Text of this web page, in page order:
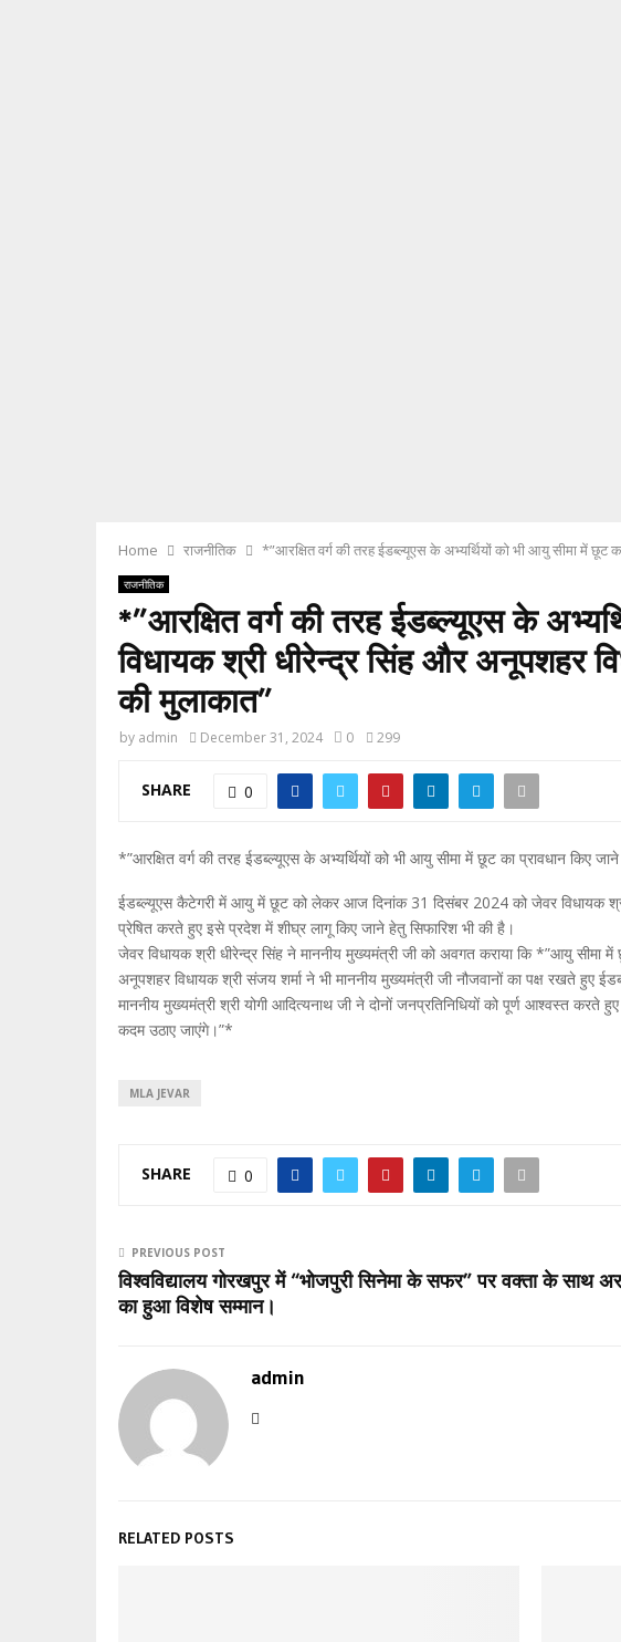
Home राजनीतिक *”आरक्षित वर्ग की तरह ईडब्ल्यूएस के अभ्यर्थियों को भी आयु सीमा में छूट
राजनीतिक
*”आरक्षित वर्ग की तरह ईडब्ल्यूएस के
विधायक श्री धीरेन्द्र सिंह और अनूपशहर
की मुलाकात”
by admin December 31, 2024 0 299
SHARE 0
*”आरक्षित वर्ग की तरह ईडब्ल्यूएस के अभ्यर्थियों को भी आयु सीमा में छूट का प्रावधान किए
ईडब्ल्यूएस कैटेगरी में आयु में छूट को लेकर आज दिनांक 31 दिसंबर 2024 को जेवर विधायक
प्रेषित करते हुए इसे प्रदेश में शीघ्र लागू किए जाने हेतु सिफारिश भी की है।
जेवर विधायक श्री धीरेन्द्र सिंह ने माननीय मुख्यमंत्री जी को अवगत कराया कि *”आयु सीमा
अनूपशहर विधायक श्री संजय शर्मा ने भी माननीय मुख्यमंत्री जी नौजवानों का पक्ष रखते हुए
माननीय मुख्यमंत्री श्री योगी आदित्यनाथ जी ने दोनों जनप्रतिनिधियों को पूर्ण आश्वस्त
कदम उठाए जाएंगे।”*
MLA JEVAR
SHARE 0
PREVIOUS POST
विश्वविद्यालय गोरखपुर में “भोजपुरी सिनेमा के सफर” पर वक्ता के साथ
का हुआ विशेष सम्मान।
admin
RELATED POSTS